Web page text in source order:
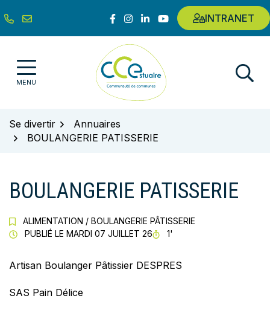
au
contenu
Lien vers le compte Facebook
Lien vers le compte Instagram
Lien vers le compte Linkedin
Lien vers la chaîne Youtube
INTRANET
MENU Communauté de communes de
Se divertir
Annuaires
BOULANGERIE PATISSERIE
BOULANGERIE PATISSERIE
ALIMENTATION / BOULANGERIE PÂTISSERIE
PUBLIÉ LE MARDI 07 JUILLET 26 TEMPS DE LECTURE
1'
Artisan Boulanger Pâtissier DESPRES
SAS Pain Délice